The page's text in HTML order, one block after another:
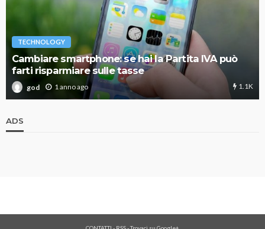
TECHNOLOGY
Cambiare smartphone: se hai la Partita IVA può
farti risparmiare sulle tasse
god 1 anno ago 1.1K
ADS